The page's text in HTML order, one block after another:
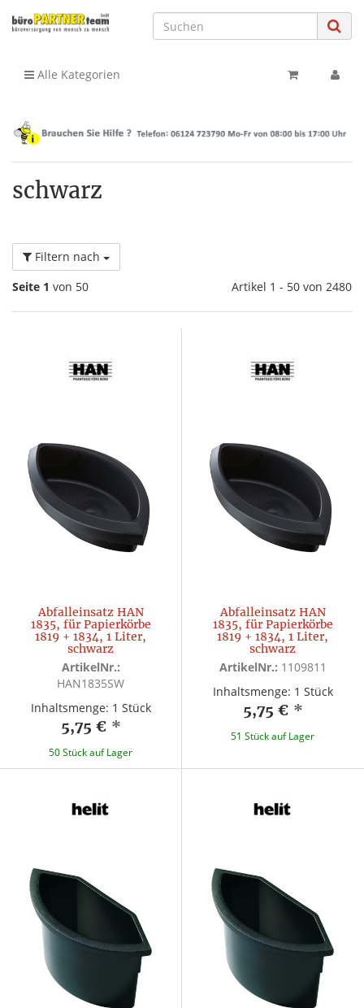
Alle Kategorien
schwarz
Filtern nach
Seite 1 von 50 Artikel 1 - 50 von 2480
Abfalleinsatz HAN
1835, für Papierkörbe
1819 + 1834, 1 Liter,
schwarz
ArtikelNr.:
HAN1835SW
Inhaltsmenge: 1 Stück
5,75 € *
50 Stück auf Lager
Abfalleinsatz HAN
1835, für Papierkörbe
1819 + 1834, 1 Liter,
schwarz
ArtikelNr.: 1109811
Inhaltsmenge: 1 Stück
5,75 € *
51 Stück auf Lager